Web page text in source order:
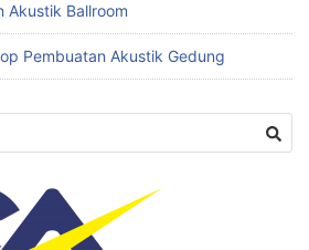
Akustik Ballroom
Pembuatan Akustik Gedung